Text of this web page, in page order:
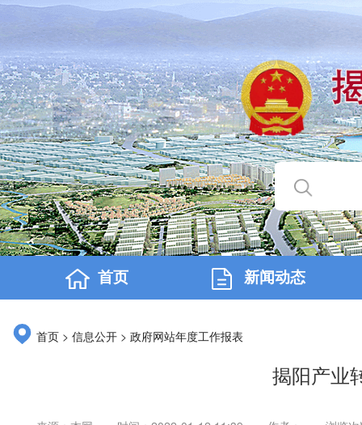
首页 新闻动态
首页 > 信息公开 > 政府网站年度工作报表
揭阳产业